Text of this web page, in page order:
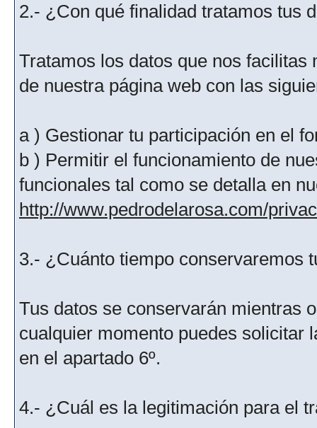
2.- ¿Con qué finalidad tratamos tus
Tratamos los datos que nos
de nuestra página web con las
a ) Gestionar tu participación en el
b ) Permitir el funcionamiento de
funcionales tal como se detalla en
http://www.pedrodelarosa.com/
3.- ¿Cuánto tiempo conservaremos
Tus datos se conservarán mientras
cualquier momento puedes solicitar
en el apartado 6º.
4.- ¿Cuál es la legitimación para el